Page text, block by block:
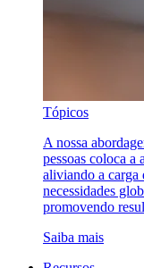
Tópicos
A nossa
pessoas coloca a
aliviando a carga
necessidades
promovendo
Saiba mais